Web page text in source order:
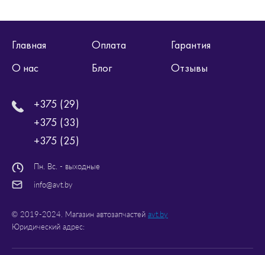
Главная Оплата
Гарантия
О нас
Блог Отзывы
+375 (29)
+375 (33)
+375 (25)
Пн. Вс. - выходные
info@avt.by
© 2019-2024. Магазин автозапчастей avt.by
Юридический адрес: